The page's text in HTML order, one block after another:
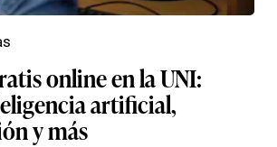
online en la UNI:
artificial,
y más